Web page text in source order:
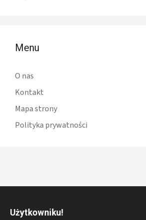
Menu
O nas
Kontakt
Mapa strony
Polityka prywatności
Użytkowniku!